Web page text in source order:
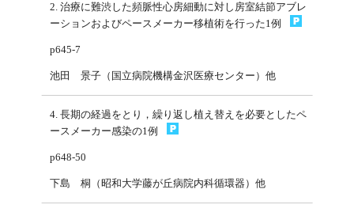
2. 治療に難渋した頻脈性心房細動に対し房室結節アブレ
ーションおよびペースメーカー移植術を行った1例
p645-7
池田 景子（国立病院機構金沢医療センター）他
4. 長期の経過をとり，繰り返し植え替えを必要としたペ
ースメーカー感染の1例
p648-50
下島 桐（昭和大学藤が丘病院内科循環器）他